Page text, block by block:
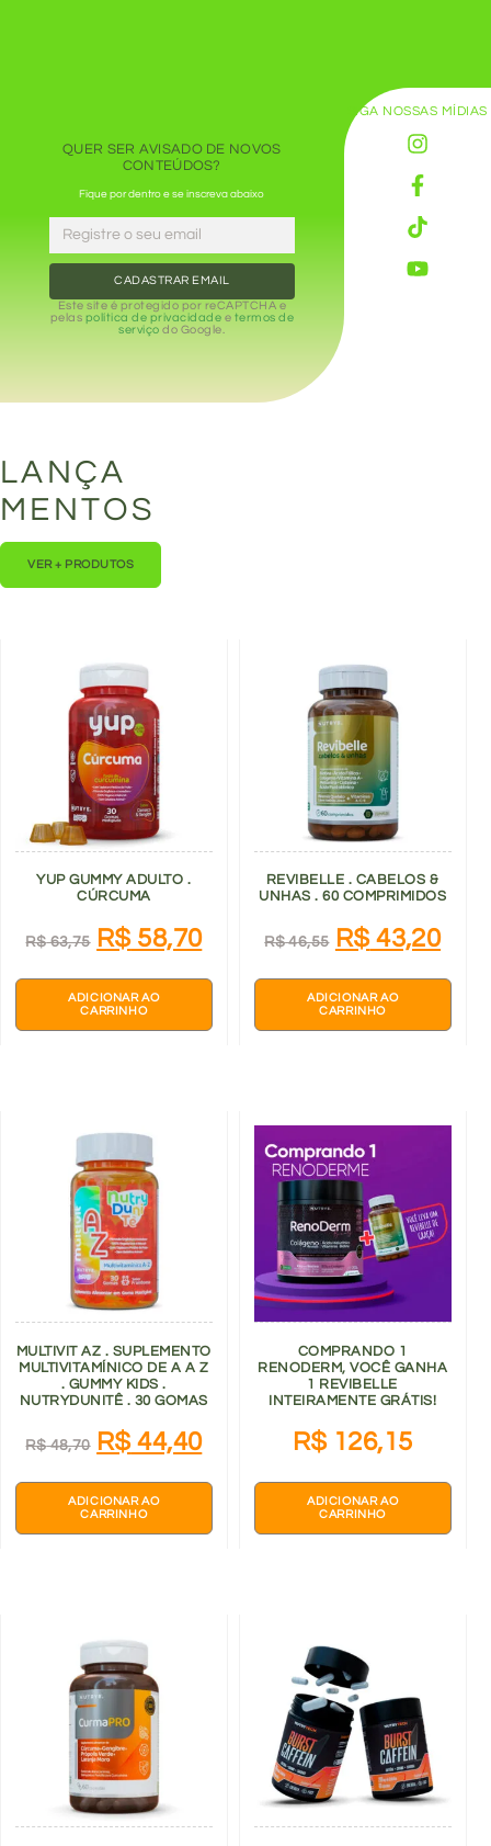
QUER SER AVISADO DE NOVOS
CONTEÚDOS?
Fique por dentro e se inscreva abaixo
CADASTRAR EMAIL
Este site é protegido por reCAPTCHA e
pelas política de privacidade e termos de
serviço do Google.
SIGA NOSSAS MÍDIAS
LANÇA
MENTOS
VER + PRODUTOS
YUP GUMMY ADULTO .
CÚRCUMA
R$63,75 R$58,70
ADICIONAR AO
CARRINHO
REVIBELLE . CABELOS &
UNHAS . 60 COMPRIMIDOS
R$46,55 R$43,20
ADICIONAR AO
CARRINHO
MULTIVIT AZ . SUPLEMENTO
MULTIVITAMÍNICO DE A A Z
. GUMMY KIDS .
NUTRYDUNITÊ . 30 GOMAS
R$48,70 R$44,40
ADICIONAR AO
CARRINHO
COMPRANDO 1
RENODERM, VOCÊ GANHA
1 REVIBELLE
INTEIRAMENTE GRÁTIS!
R$126,15
ADICIONAR AO
CARRINHO